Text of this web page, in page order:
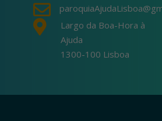


Largo da Boa-Hora à
Ajuda
1300-100 Lisboa